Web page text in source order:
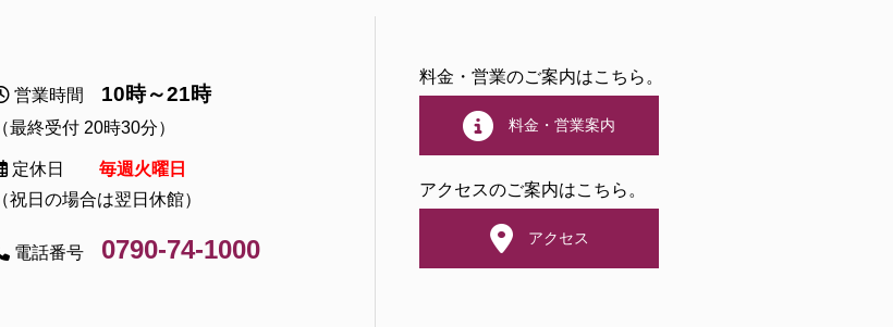
営業時間 10時～21時
（最終受付 20時30分）
定休日 毎週火曜日
（祝日の場合は翌日休館）
電話番号 0790-74-1000
料金・営業のご案内はこちら。
料金・営業案内
アクセスのご案内はこちら。
アクセス